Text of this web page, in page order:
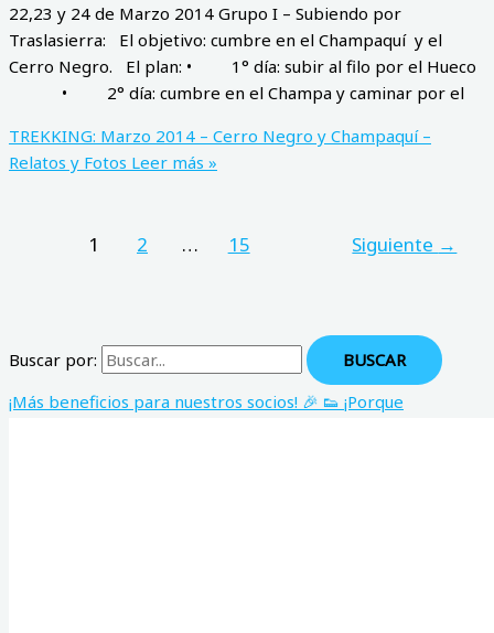
22,23 y 24 de Marzo 2014 Grupo I – Subiendo por
Traslasierra: El objetivo: cumbre en el Champaquí y el
Cerro Negro. El plan: • 1° día: subir al filo por el Hueco
• 2° día: cumbre en el Champa y caminar por el
TREKKING: Marzo 2014 – Cerro Negro y Champaquí –
Relatos y Fotos Leer más »
1 2 … 15 Siguiente →
Buscar por:
¡Más beneficios para nuestros socios! 🎉 👟 ¡Porque